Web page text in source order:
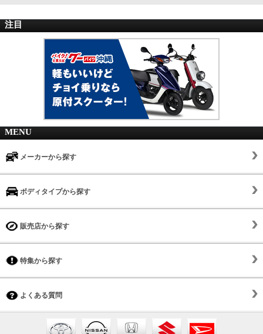
注目
MENU
メーカーから探す
ボディタイプから探す
販売店から探す
特集から探す
よくある質問